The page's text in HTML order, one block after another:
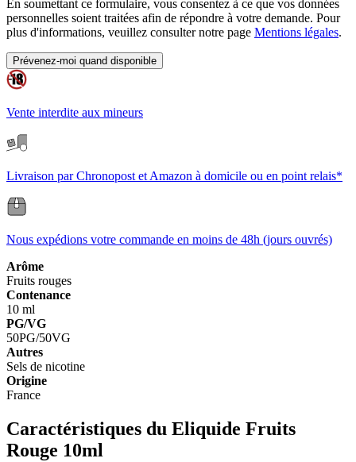
En soumettant ce formulaire, vous consentez à ce que vos données
personnelles soient traitées afin de répondre à votre demande. Pour
plus d'informations, veuillez consulter notre page Mentions légales.
Prévenez-moi quand disponible
Vente interdite aux mineurs
Livraison par Chronopost et Amazon à domicile ou en point relais*
Nous expédions votre commande en moins de 48h (jours ouvrés)
Arôme
Fruits rouges
Contenance
10 ml
PG/VG
50PG/50VG
Autres
Sels de nicotine
Origine
France
Caractéristiques du Eliquide Fruits
Rouge 10ml